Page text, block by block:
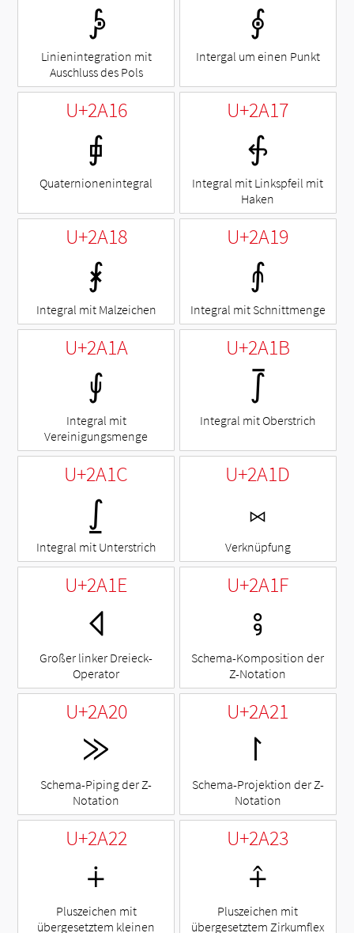
⨔
Linienintegration mit
Auschluss des Pols
⨕
Intergal um einen Punkt
U+2A16
⨖
Quaternionenintegral
U+2A17
⨗
Integral mit Linkspfeil mit
Haken
U+2A18
⨘
Integral mit Malzeichen
U+2A19
⨙
Integral mit Schnittmenge
U+2A1A
⨚
Integral mit
Vereinigungsmenge
U+2A1B
⨛
Integral mit Oberstrich
U+2A1C
⨜
Integral mit Unterstrich
U+2A1D
⨝
Verknüpfung
U+2A1E
⨞
Großer linker Dreieck-
Operator
U+2A1F
⨟
Schema-Komposition der
Z-Notation
U+2A20
⨠
Schema-Piping der Z-
Notation
U+2A21
⨡
Schema-Projektion der Z-
Notation
U+2A22
⨢
Pluszeichen mit
übergesetztem kleinen
U+2A23
⨣
Pluszeichen mit
übergesetztem Zirkumflex